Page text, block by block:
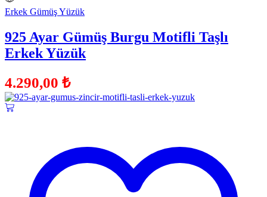
Erkek Gümüş Yüzük
925 Ayar Gümüş Burgu Motifli Taşlı
Erkek Yüzük
4.290,00 ₺